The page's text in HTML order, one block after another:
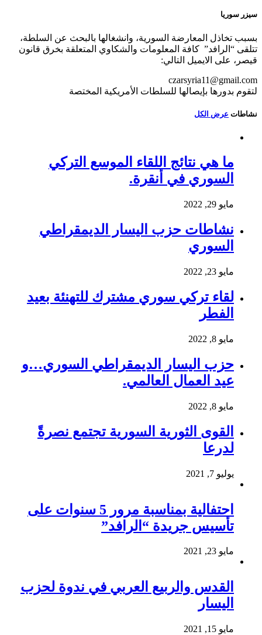
سيزر سوريا
بسبب تخاذل المعارضة السورية، وانشغالها بالبحث عن السلطة،
تتلقى “الرافد” كافة المعلومات والشكاوي المتعلقة بخرق قانون
قيصر، على الايميل التالي:
czarsyria11@gmail.com
لتقوم بدورها بإيصالها للسلطات الأمريكية المختصة
نشاطات عرض الكل
ما هي نتائج اللقاء الموسع التركي
السوري في أنقرة.
مايو 29, 2022
نشاطات حزب اليسار الديمقراطي
السوري
مايو 23, 2022
لقاء تركي سوري مشترك للتهنئة بعيد
الفطر
مايو 8, 2022
حزب اليسار الديمقراطي السوري…و
عيد العمال العالمي.
مايو 8, 2022
القوى الثورية السورية تجتمع نصرةً
لدرعا
يوليو 7, 2021
احتفالية بمناسبة مرور 5 سنوات على
تأسيس جريدة “الرافد”
مايو 23, 2021
القدس والربيع العربي في ندوة لحزب
اليسار
مايو 15, 2021